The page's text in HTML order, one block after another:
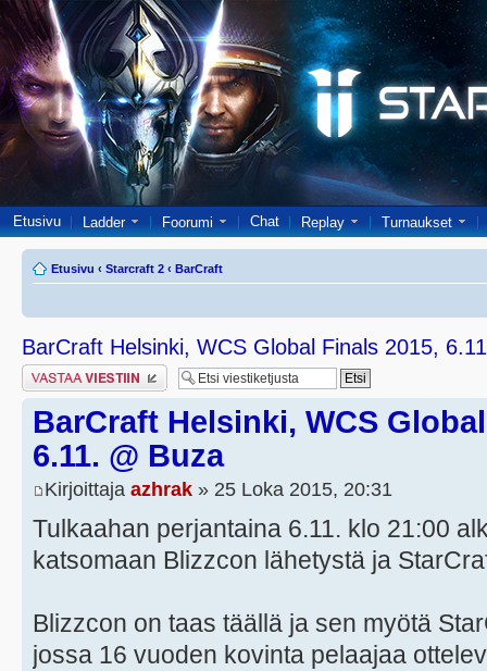
Etusivu Ladder Foorumi Chat Replay Turnaukset
Etusivu ‹ Starcraft 2 ‹ BarCraft
BarCraft Helsinki, WCS Global Finals 2015,
Lähetä vastaus
BarCraft Helsinki, WCS
6.11. @ Buza
Kirjoittaja azhrak » 25 Loka 2015, 20:31
Tulkaahan perjantaina 6.11. klo 21:00
katsomaan Blizzcon lähetystä ja
Blizzcon on taas täällä ja sen myötä
jossa 16 vuoden kovinta pelaajaa